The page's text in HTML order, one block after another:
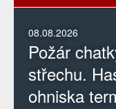
08.08.2026
Požár
střechu.
ohniska